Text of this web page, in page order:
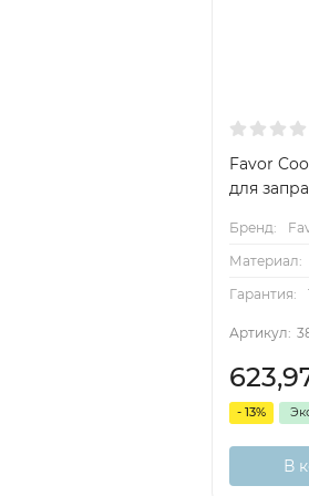
Favor
для
Бренд:
Материал:
Гарантия:
Артикул:
- 13%
В